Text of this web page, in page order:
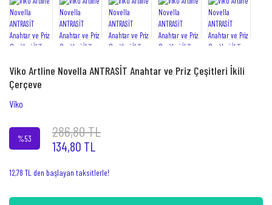
Viko Artline Novella ANTRASİT Anahtar ve Priz Çeşitleri İkili
Çerçeve
Viko
%53 286,80 TL
134,80 TL
12,78 TL den başlayan taksitlerle!